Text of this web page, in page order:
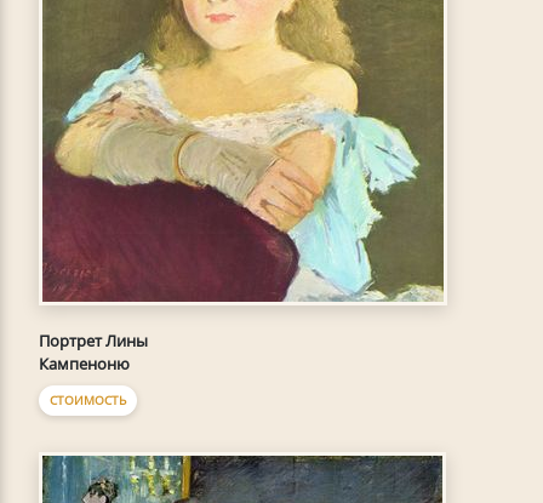
Портрет Лины
Кампеноню
СТОИМОСТЬ